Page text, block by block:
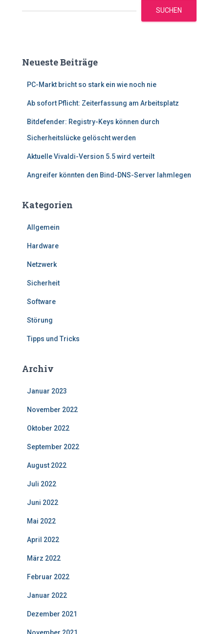
SUCHEN
Neueste Beiträge
PC-Markt bricht so stark ein wie noch nie
Ab sofort Pflicht: Zeiterfassung am Arbeitsplatz
Bitdefender: Registry-Keys können durch
Sicherheitslücke gelöscht werden
Aktuelle Vivaldi-Version 5.5 wird verteilt
Angreifer könnten den Bind-DNS-Server lahmlegen
Kategorien
Allgemein
Hardware
Netzwerk
Sicherheit
Software
Störung
Tipps und Tricks
Archiv
Januar 2023
November 2022
Oktober 2022
September 2022
August 2022
Juli 2022
Juni 2022
Mai 2022
April 2022
März 2022
Februar 2022
Januar 2022
Dezember 2021